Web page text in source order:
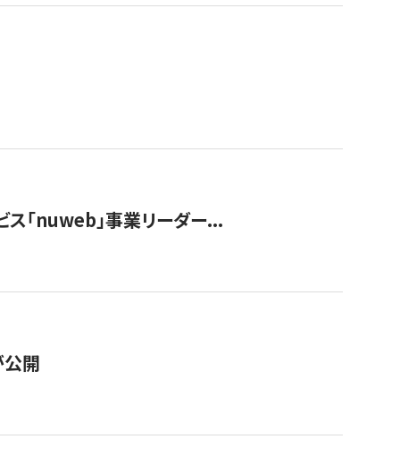
ス「nuweb」事業リーダー...
公開